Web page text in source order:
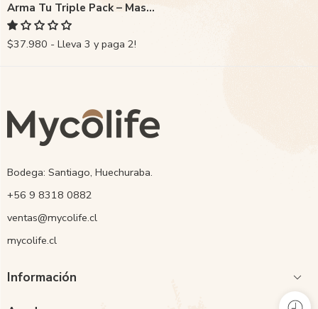
Arma Tu Triple Pack – Mascotas
$37.980 - Lleva 3 y paga 2!
Bodega: Santiago, Huechuraba.
‭+56 9 8318 0882‬
ventas@mycolife.cl
mycolife.cl
Información